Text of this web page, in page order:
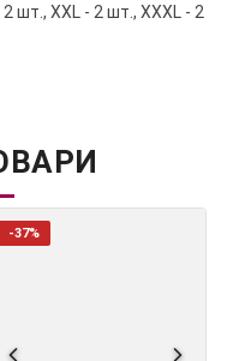
2 шт., XХL - 2 шт., XХXL - 2
-37%